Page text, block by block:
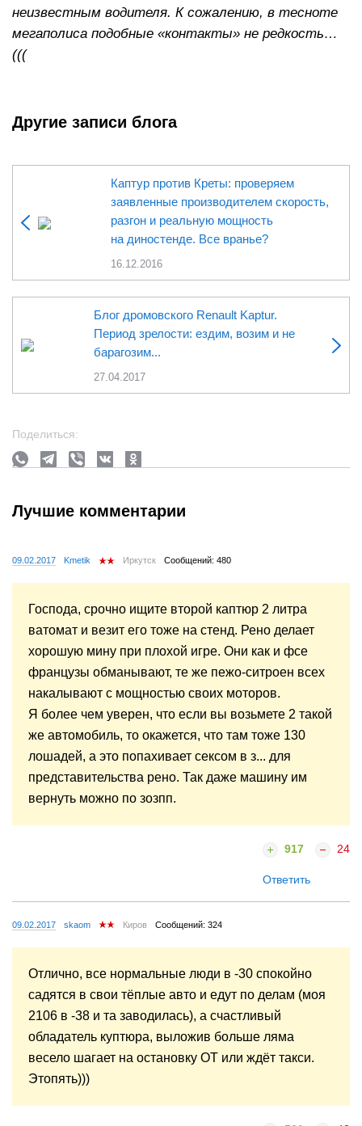
неизвестным водителя. К сожалению, в тесноте
мегаполиса подобные «контакты» не редкость…
(((
Другие записи блога
Каптур против Креты: проверяем
заявленные производителем скорость,
разгон и реальную мощность
на диностенде. Все вранье?
16.12.2016
Блог дромовского Renault Kaptur.
Период зрелости: ездим, возим и не
барагозим...
27.04.2017
Поделиться:
Лучшие комментарии
09.02.2017 Kmetik Иркутск Сообщений: 480
Господа, срочно ищите второй каптюр 2 литра
ватомат и везит его тоже на стенд. Рено делает
хорошую мину при плохой игре. Они как и фсе
французы обманывают, те же пежо-ситроен всех
накалывают с мощностью своих моторов.
Я более чем уверен, что если вы возьмете 2 такой
же автомобиль, то окажется, что там тоже 130
лошадей, а это попахивает сексом в з... для
представительства рено. Так даже машину им
вернуть можно по зозпп.
917 24
Ответить
09.02.2017 skaom Киров Сообщений: 324
Отлично, все нормальные люди в -30 спокойно
садятся в свои тёплые авто и едут по делам (моя
2106 в -38 и та заводилась), а счастливый
обладатель куптюра, выложив больше ляма
весело шагает на остановку ОТ или ждёт такси.
Этопять)))